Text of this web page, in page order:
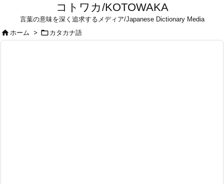
コトワカ/KOTOWAKA
言葉の意味を深く追求するメディア/Japanese Dictionary Media
ホーム >  カタカナ語